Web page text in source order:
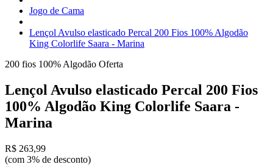
Jogo de Cama
Lençol Avulso elasticado Percal 200 Fios 100% Algodão
King Colorlife Saara - Marina
200 fios 100% Algodão Oferta
Lençol Avulso elasticado Percal 200 Fios
100% Algodão King Colorlife Saara -
Marina
R$ 263,99
(com 3% de desconto)